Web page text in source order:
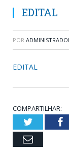
EDITAL
POR
EDITAL
COMPARTILHAR:
Twitter
Email